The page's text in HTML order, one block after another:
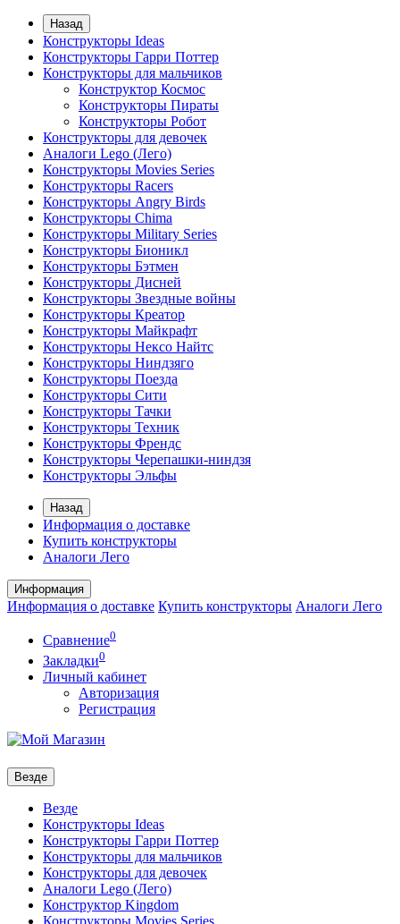
Назад
Конструкторы Ideas
Конструкторы Гарри Поттер
Конструкторы для мальчиков
Конструктор Космос
Конструкторы Пираты
Конструкторы Робот
Конструкторы для девочек
Аналоги Lego (Лего)
Конструкторы Movies Series
Конструкторы Racers
Конструкторы Angry Birds
Конструкторы Chima
Конструкторы Military Series
Конструкторы Бионикл
Конструкторы Бэтмен
Конструкторы Дисней
Конструкторы Звездные войны
Конструкторы Креатор
Конструкторы Майкрафт
Конструкторы Нексо Найтс
Конструкторы Ниндзяго
Конструкторы Поезда
Конструкторы Сити
Конструкторы Тачки
Конструкторы Техник
Конструкторы Френдс
Конструкторы Черепашки-ниндзя
Конструкторы Эльфы
Назад
Информация о доставке
Купить конструкторы
Аналоги Лего
Информация
Информация о доставке Купить конструкторы Аналоги Лего
Сравнение0
Закладки0
Личный кабинет
Авторизация
Регистрация
Везде
Везде
Конструкторы Ideas
Конструкторы Гарри Поттер
Конструкторы для мальчиков
Конструкторы для девочек
Аналоги Lego (Лего)
Конструктор Kingdom
Конструкторы Movies Series